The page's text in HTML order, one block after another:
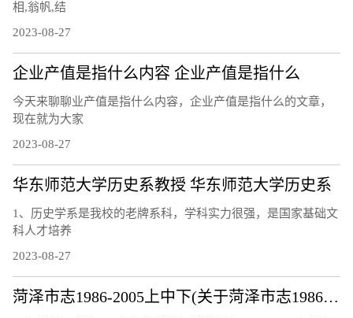
相,翁帆,结
2023-08-27
企业产值是指什么内容 企业产值是指什么
今天来聊聊业产值是指什么内容，企业产值是指什么的文章，
现在就为大家
2023-08-27
华东师范大学历史系教授 华东师范大学历史系
1、历史学系是我校的老牌系科，学科实力很强，是国家基础文
科人才培养
2023-08-27
菏泽市志1986-2005上中下(关于菏泽市志1986-2005上中下简述)